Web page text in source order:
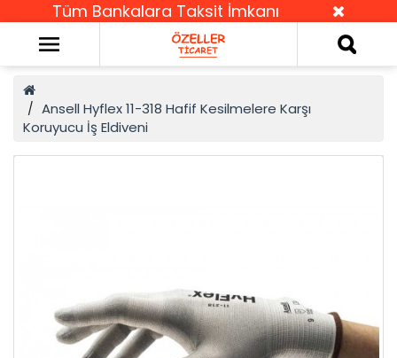
Tüm Bankalara Taksit İmkanı
Ansell Hyflex 11-318 Hafif Kesilmelere Karşı
Koruyucu İş Eldiveni